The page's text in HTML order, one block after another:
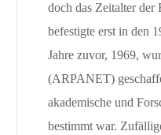
doch das Zeitalter der
befestigte erst in den
Jahre zuvor, 1969,
(ARPANET)
akademische und
bestimmt war.